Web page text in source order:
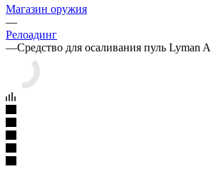
Магазин оружия
—
Релоадинг
—Средство для осаливания пуль Lyman